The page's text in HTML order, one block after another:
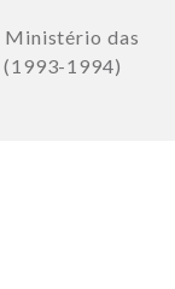
das
(1993-1994)